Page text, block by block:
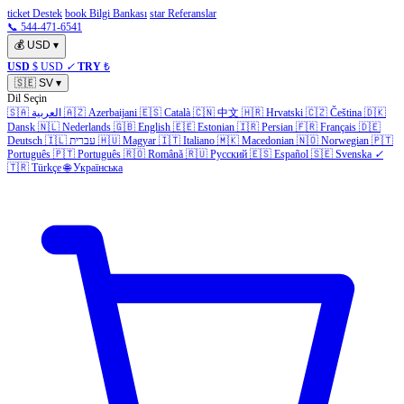
ticket Destek book Bilgi Bankası star Referanslar
📞 544-471-6541
💰 USD ▾
USD $ USD ✓ TRY ₺
🇸🇪 SV ▾
Dil Seçin
🇸🇦 العربية 🇦🇿 Azerbaijani 🇪🇸 Català 🇨🇳 中文 🇭🇷 Hrvatski 🇨🇿 Čeština 🇩🇰
Dansk 🇳🇱 Nederlands 🇬🇧 English 🇪🇪 Estonian 🇮🇷 Persian 🇫🇷 Français 🇩🇪
Deutsch 🇮🇱 עברית 🇭🇺 Magyar 🇮🇹 Italiano 🇲🇰 Macedonian 🇳🇴 Norwegian 🇵🇹
Português 🇵🇹 Português 🇷🇴 Română 🇷🇺 Русский 🇪🇸 Español 🇸🇪 Svenska ✓
🇹🇷 Türkçe 🌐 Українська